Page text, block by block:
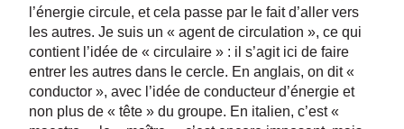
l’énergie circule, et cela passe par le fait d’aller vers
les autres. Je suis un « agent de circulation », ce qui
contient l’idée de « circulaire » : il s’agit ici de faire
entrer les autres dans le cercle. En anglais, on dit «
conductor », avec l’idée de conducteur d’énergie et
non plus de « tête » du groupe. En italien, c’est «